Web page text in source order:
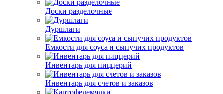
Доски разделочные
Дуршлаги
Емкости для соуса и сыпучих продуктов
Инвентарь для пиццерий
Инвентарь для счетов и заказов